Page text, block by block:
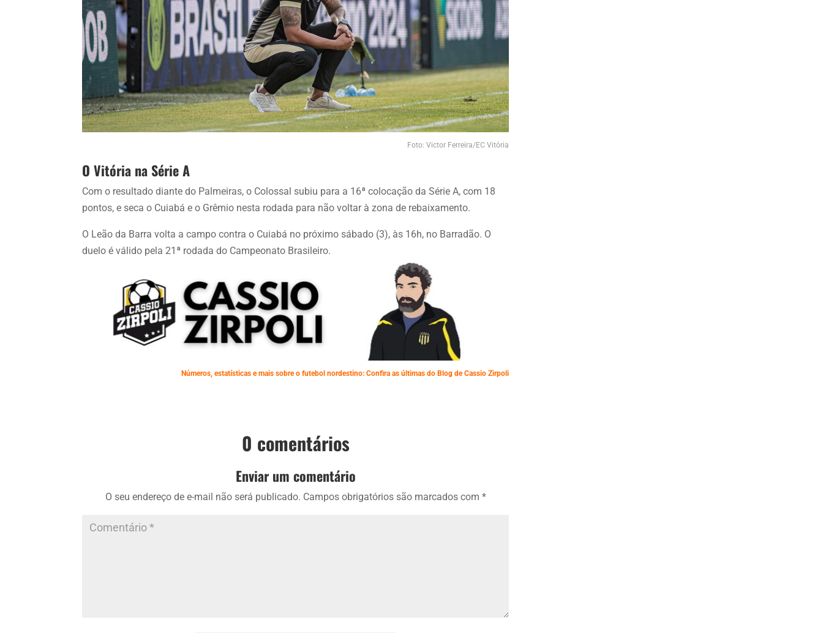
Foto: Victor Ferreira/EC Vitória
O Vitória na Série A
Com o resultado diante do Palmeiras, o Colossal subiu para a 16ª colocação da Série A, com 18
pontos, e seca o Cuiabá e o Grêmio nesta rodada para não voltar à zona de rebaixamento.
O Leão da Barra volta a campo contra o Cuiabá no próximo sábado (3), às 16h, no Barradão. O
duelo é válido pela 21ª rodada do Campeonato Brasileiro.
Números, estatísticas e mais sobre o futebol nordestino: Confira as últimas do Blog de Cassio Zirpoli
0 comentários
Enviar um comentário
O seu endereço de e-mail não será publicado. Campos obrigatórios são marcados com *